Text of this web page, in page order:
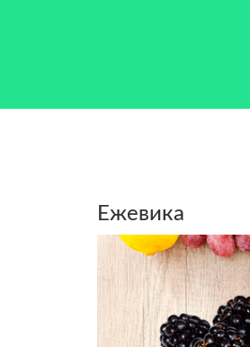
Ежевика